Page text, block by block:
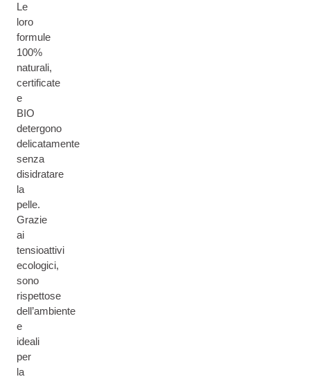
Le
loro
formule
100%
naturali,
certificate
e
BIO
detergono
delicatamente
senza
disidratare
la
pelle.
Grazie
ai
tensioattivi
ecologici,
sono
rispettose
dell’ambiente
e
ideali
per
la